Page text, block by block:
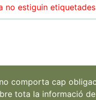
estiguin
comporta cap
tota la informació